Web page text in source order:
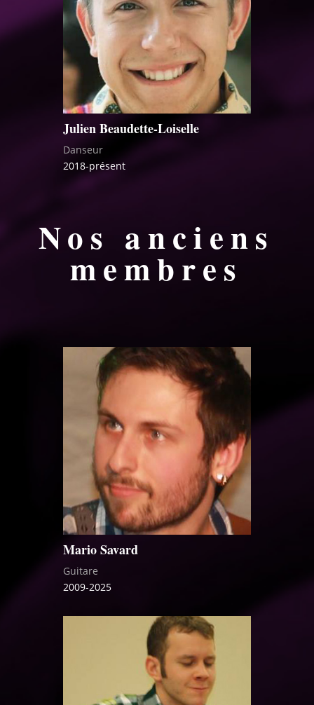
Julien Beaudette-Loiselle
Danseur
2018-présent
Nos anciens
membres
Mario Savard
Guitare
2009-2025